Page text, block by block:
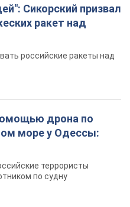
Сикорский призвал
ракет над
российские ракеты над
дрона по
море у Одессы:
террористы
по судну